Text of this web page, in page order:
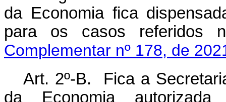
da Economia fica
para os casos referidos
Complementar nº 178, de
Art. 2º-B. Fica a
da Economia